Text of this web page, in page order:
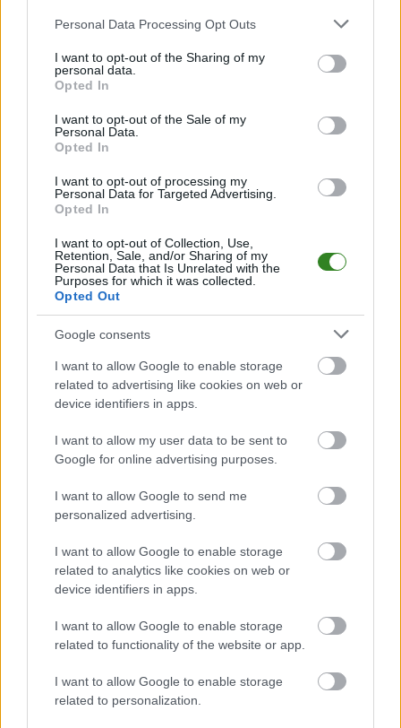
Please note that this website/app uses one or more Google
not limited to your visit or usage behaviour. You may click to
grant or deny consent to Google and its third-party tags to
use your data for below specified purposes in below Google
consent section.
Personal Data Processing Opt Outs
I want to opt-out of the Sharing of my
personal data.
Opted In
I want to opt-out of the Sale of my
Personal Data.
Opted In
I want to opt-out of processing my
Personal Data for Targeted Advertising.
Opted In
I want to opt-out of Collection, Use,
Retention, Sale, and/or Sharing of my
Personal Data that Is Unrelated with the
Purposes for which it was collected.
Opted Out
Google consents
I want to allow Google to enable storage
related to advertising like cookies on web or
device identifiers in apps.
I want to allow my user data to be sent to
Google for online advertising purposes.
I want to allow Google to send me
personalized advertising.
I want to allow Google to enable storage
related to analytics like cookies on web or
device identifiers in apps.
I want to allow Google to enable storage
related to functionality of the website or app.
I want to allow Google to enable storage
related to personalization.
Nelson Polańczyk
23-39
LKS Górzanka
9-34
LKS Olszanica
Remix Niebieszczany - mecze rozegrane na wyjeździe
DRUŻYNA GOLE
Bieszczady Jankowce 12
Pionier Średnia Wieś
39-23
Juventus Poraż
Lotnik Ustjanowa
28-25
Zalew Myczkowce 12
16-38
Gabry Łukowe 12 12
San Mrzygłód 12
19-30
Nelson Polańczyk 12
LKS Górzanka
6-53
LKS Olszanica
mecze, Pkt punkty · zwycięstwo remis
Remix Niebieszczany - strzelcy bramek
PIŁKARZ BRAMKI
Brak statystyk